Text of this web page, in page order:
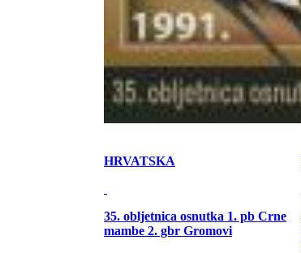
HRVATSKA
35. obljetnica osnutka 1. pb Crne
mambe 2. gbr Gromovi